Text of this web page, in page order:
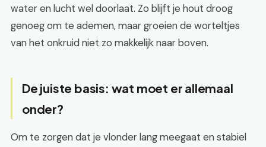
water en lucht wel doorlaat. Zo blijft je hout droog
genoeg om te ademen, maar groeien de worteltjes
van het onkruid niet zo makkelijk naar boven.
De juiste basis: wat moet er allemaal
onder?
Om te zorgen dat je vlonder lang meegaat en stabiel